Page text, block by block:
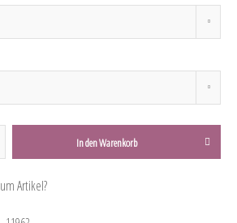
In denWarenkorb
Artikel?